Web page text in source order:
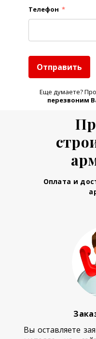
Телефон *
Отправить
Еще думаете?
перезвоним
Оплата и
Вы оставляете